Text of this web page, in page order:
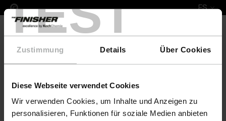
TEST
Zustimmung Details Über Cookies
Diese Webseite verwendet Cookies
Wir verwenden Cookies, um Inhalte und Anzeigen zu
personalisieren, Funktionen für soziale Medien anbieten
ES
COLOURLOCK Leather Fresh Colour & Protect Set